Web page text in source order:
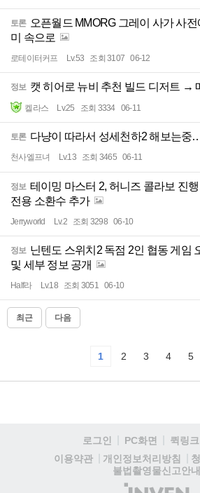
토론 오픈월드 MMORG 그레이 사가 사전
미 속으로
로테이터커프 Lv.53 조회 3107 06-12
정보 캣 히어로 뉴비 추천 빌드 디저트 →
켈라스 Lv.25 조회 3334 06-11
토론 다냥이 따라서 성세천하2 해보는중
천사엘프녀 Lv.13 조회 3465 06-11
정보 테이밍 마스터 2, 허니즈 콜라보 진
전용 소환수 추가
Jerryworld Lv.2 조회 3298 06-10
정보 닌텐도 스위치2 독점 2인 협동 게임
및 세부 정보 공개
Half라 Lv.18 조회 3051 06-10
최근 다음
1 2 3 4 5
로그인 PC화면 퀵링크
이용약관
개인정보처리방침
불법촬영물신고안내
(주)